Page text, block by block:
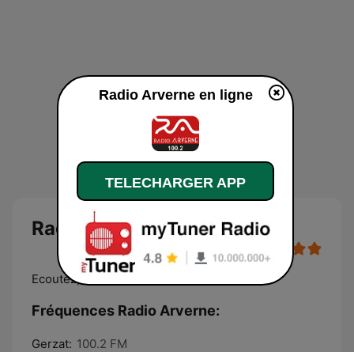
Radio Arverne
Ecoutez, Découvrez
Fréquences Radio Arverne:
Gerzat: 100.2 FM
Radio Arverne en ligne
TELECHARGER APP